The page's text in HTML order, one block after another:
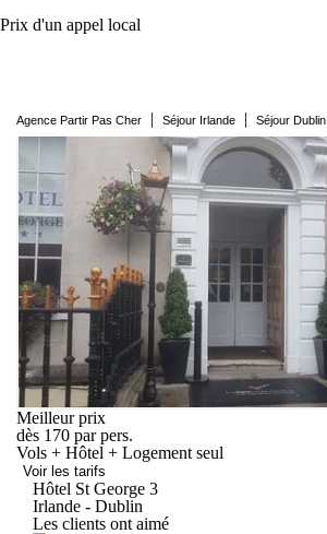
Prix d'un appel local
Agence Partir Pas Cher | Séjour Irlande | Séjour Dublin
Meilleur prix
dès 170 par pers.
Vols + Hôtel + Logement seul
Voir les tarifs
Hôtel St George 3
Irlande - Dublin
Les clients ont aimé